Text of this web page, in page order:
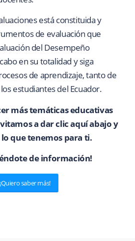
está constituida y
de evaluación que
del Desempeño
en su totalidad y siga
de aprendizaje, tanto de
estudiantes del Ecuador.
más temáticas educativas
a dar clic aquí abajo y
que tenemos para ti.
de información!
¡Quiero saber más!